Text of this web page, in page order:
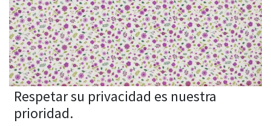
Respetar su privacidad es nuestra
prioridad.